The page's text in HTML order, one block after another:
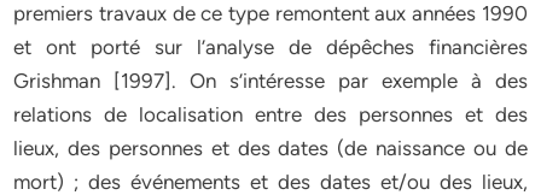
premiers travaux de ce type remontent aux années 1990
et ont porté sur l’analyse de dépêches financières
Grishman [1997]. On s’intéresse par exemple à des
relations de localisation entre des personnes et des
lieux, des personnes et des dates (de naissance ou de
mort) ; des événements et des dates et/ou des lieux,